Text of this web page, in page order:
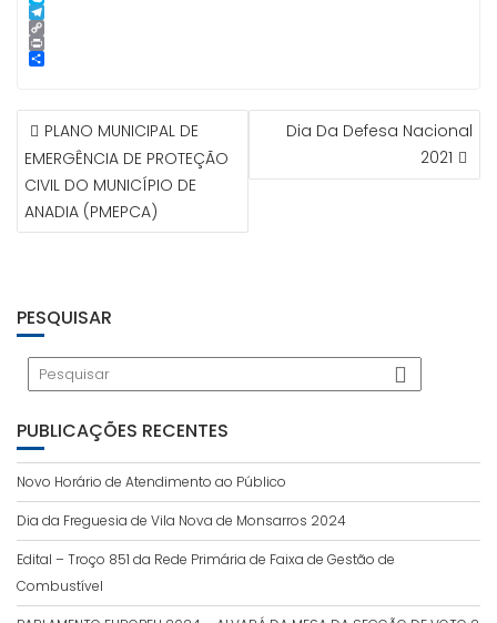
p
g
e
r
lk
e
d
I
n
t
e
r
i
n
e
S
k
y
p
T
e
l
m
C
o
n
k
P
e
NAVEGAÇÃO
DE
ARTIGOS
PLANO MUNICIPAL DE
EMERGÊNCIA DE PROTEÇÃO
CIVIL DO MUNICÍPIO DE
ANADIA (PMEPCA)
Dia Da Defesa Nacional
2021
PESQUISAR
PUBLICAÇÕES RECENTES
Novo Horário de Atendimento ao Público
Dia da Freguesia de Vila Nova de Monsarros 2024
Edital – Troço 851 da Rede Primária de Faixa de Gestão de
Combustível